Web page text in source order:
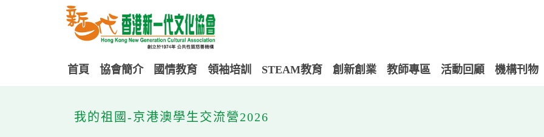
首頁 協會簡介 國情教育 領袖培訓 STEAM教育 創新創業 教師專區 活動回顧 機構刊物
我的祖國-京港澳學生交流營2026